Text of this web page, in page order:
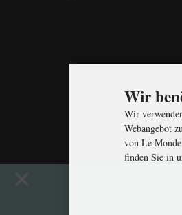
Wir
Wir
Webangebot
von Le
finden Sie in